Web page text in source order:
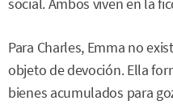
social. Ambos viven en la
Para Charles, Emma no
objeto de devoción. Ella
bienes acumulados para